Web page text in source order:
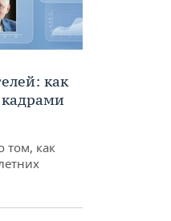
как
кадрами
том, как